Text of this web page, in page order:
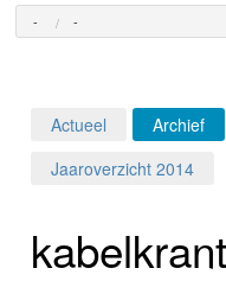
- -
Programma's
Actueel Archief
Jaaroverzicht 2014